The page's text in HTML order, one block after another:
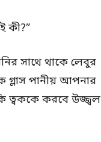
কী?”
সাথে থাকে লেবুর
পানীয় আপনার
ত্বককে করবে উজ্জ্বল